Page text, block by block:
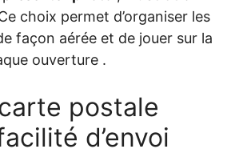
choix permet d’organiser les
façon aérée et de jouer sur la
ouverture .
postale
d’envoi